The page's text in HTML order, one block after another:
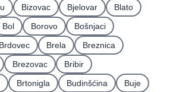
Bizovac Bjelovar
Blato
Bol Borovo
Bošnjaci
Brdovec Brela
Breznica
Brezovac
Bribir
Brtonigla Budinšćina
Buje